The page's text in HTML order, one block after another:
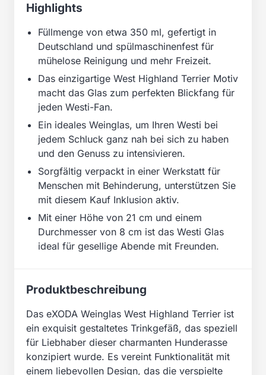
Highlights
Füllmenge von etwa 350 ml, gefertigt in
Deutschland und spülmaschinenfest für
mühelose Reinigung und mehr Freizeit.
Das einzigartige West Highland Terrier Motiv
macht das Glas zum perfekten Blickfang für
jeden Westi-Fan.
Ein ideales Weinglas, um Ihren Westi bei
jedem Schluck ganz nah bei sich zu haben
und den Genuss zu intensivieren.
Sorgfältig verpackt in einer Werkstatt für
Menschen mit Behinderung, unterstützen Sie
mit diesem Kauf Inklusion aktiv.
Mit einer Höhe von 21 cm und einem
Durchmesser von 8 cm ist das Westi Glas
ideal für gesellige Abende mit Freunden.
Produktbeschreibung
Das eXODA Weinglas West Highland Terrier ist
ein exquisit gestaltetes Trinkgefäß, das speziell
für Liebhaber dieser charmanten Hunderasse
konzipiert wurde. Es vereint Funktionalität mit
einem liebevollen Design, das die verspielte